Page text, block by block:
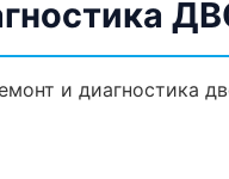
и диагностика